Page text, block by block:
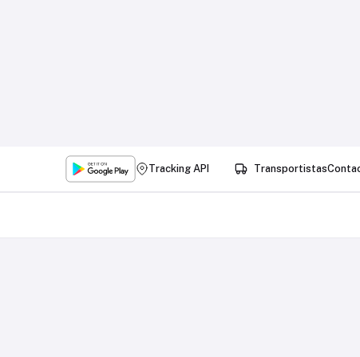
Tracking API Transportistas